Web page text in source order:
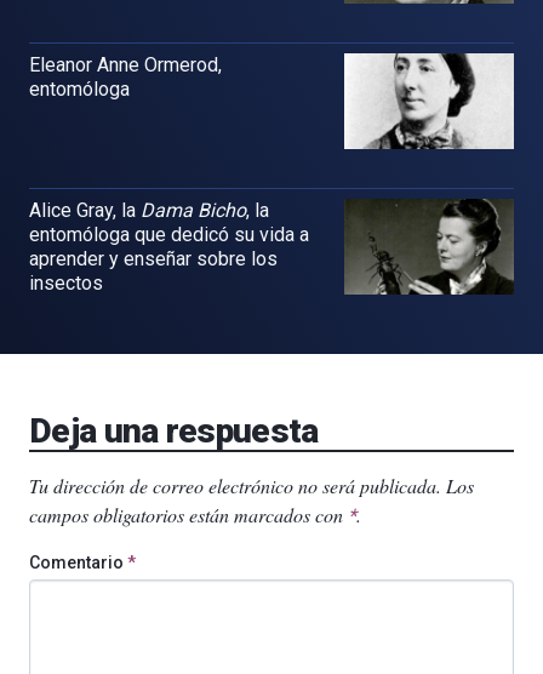
Eleanor Anne Ormerod,
entomóloga
Alice Gray, la Dama Bicho, la
entomóloga que dedicó su vida a
aprender y enseñar sobre los
insectos
Deja una respuesta
Tu dirección de correo electrónico no será publicada. Los
campos obligatorios están marcados con *.
Comentario *